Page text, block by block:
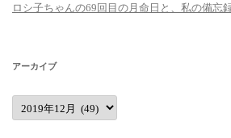
ロシ子ちゃんの69回目の月命日と、私の備忘
アーカイブ
ア
ー
カ